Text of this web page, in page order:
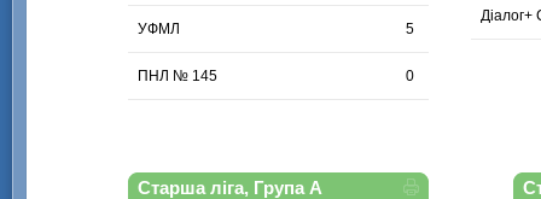
УФМЛ 5
ПНЛ № 145 0
Старша ліга, Група А